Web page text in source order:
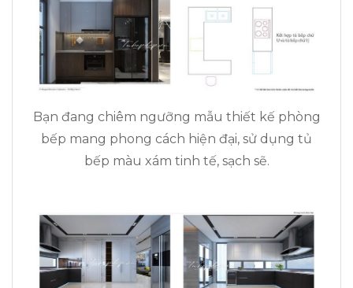
Bạn đang chiêm ngưỡng mẫu thiết kế phòng
bếp mang phong cách hiện đại, sử dụng tủ
bếp màu xám tinh tế, sạch sẽ.